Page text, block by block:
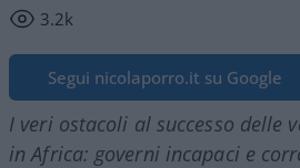
3.2k
Segui nicolaporro.it su Google
I veri ostacoli al successo delle
in Africa: governi incapaci e